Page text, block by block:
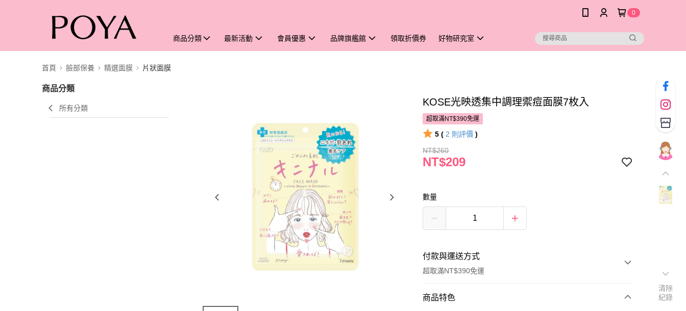
0
商品分類 最新活動 會員優惠 品牌旗艦館 領取折價券 好物研究室
首頁 臉部保養 精選面膜 片狀面膜
商品分類
所有分類
KOSE光映透集中調理禦痘面膜7枚入
超取滿NT$390免運
5 ( 2 則評價 )
NT$260
NT$209
數量
付款與運送方式
超取滿NT$390免運
付款方式
商品特色
清除
紀錄